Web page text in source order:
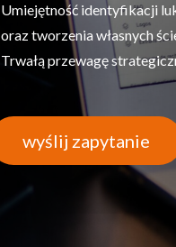
Umiejętność identyfikacji
oraz tworzenia własnych
Trwałą przewagę
wyślij zapytanie